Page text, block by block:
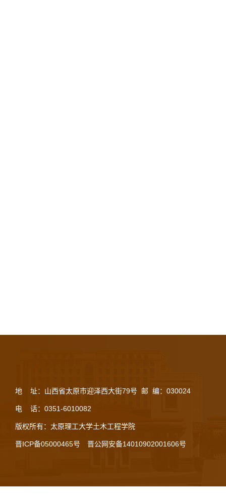
地 址：山西省太原市迎泽西大街79号 邮 编：030024
电 话：0351-6010082
版权所有：太原理工大学土木工程学院
晋ICP备05000465号 晋公网安备14010902001606号